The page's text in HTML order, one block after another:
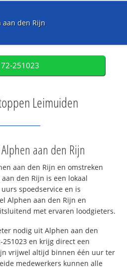
aan den Rijn
251023
Leimuiden
aan den Rijn
aan den Rijn en omstreken
den Rijn is een lokaal
spoedservice en is
Alphen aan den Rijn en
met ervaren loodgieters.
nodig uit Alphen aan den
251023 en krijg direct een
vrijwel altijd binnen één uur ter
medewerkers kunnen alle